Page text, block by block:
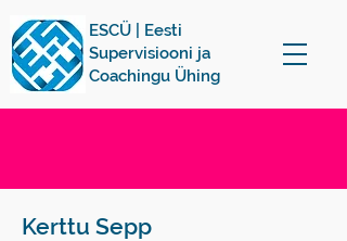
ESCÜ | Eesti
Supervisiooni ja
Coachingu Ühing
Kerttu Sepp